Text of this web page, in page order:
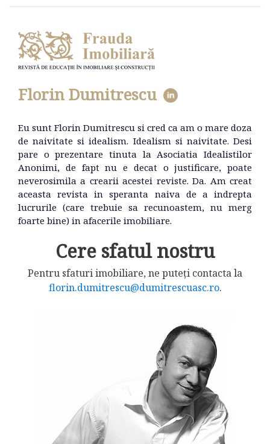
Florin Dumitrescu
Eu sunt Florin Dumitrescu si cred ca am o mare doza
de naivitate si idealism. Idealism si naivitate. Desi
pare o prezentare tinuta la Asociatia Idealistilor
Anonimi, de fapt nu e decat o justificare, poate
neverosimila a crearii acestei reviste. Da. Am creat
aceasta revista in speranta naiva de a indrepta
lucrurile (care trebuie sa recunoastem, nu merg
foarte bine) in afacerile imobiliare.
Cere sfatul nostru
Pentru sfaturi imobiliare, ne puteți contacta la
florin.dumitrescu@dumitrescuasc.ro.